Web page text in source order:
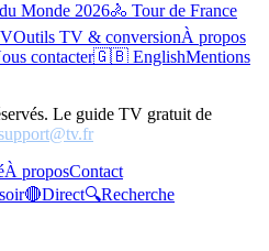
Monde 2026🚴 Tour de France
Outils TV & conversionÀ propos
contacter🇬🇧 EnglishMentions
Le guide TV gratuit de
À proposContact
🔴Direct🔍Recherche